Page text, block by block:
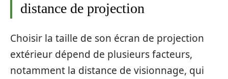
distance de projection
Choisir la taille de son écran de projection
extérieur dépend de plusieurs facteurs,
notamment la distance de visionnage, qui